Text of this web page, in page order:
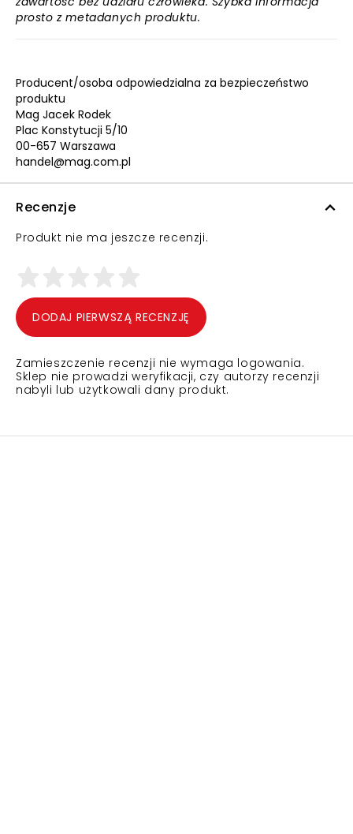
prosto z metadanych produktu.
Producent/osoba odpowiedzialna za bezpieczeństwo
produktu
Mag Jacek Rodek
Plac Konstytucji 5/10
00-657 Warszawa
handel@mag.com.pl
Recenzje
Produkt nie ma jeszcze recenzji.
DODAJ PIERWSZĄ RECENZJĘ
Zamieszczenie recenzji nie wymaga logowania.
Sklep nie prowadzi weryfikacji, czy autorzy recenzji
nabyli lub użytkowali dany produkt.